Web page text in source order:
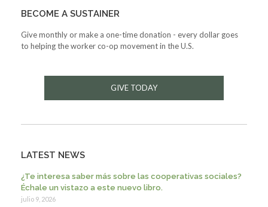
BECOME A SUSTAINER
Give monthly or make a one-time donation - every dollar goes
to helping the worker co-op movement in the U.S.
GIVE TODAY
LATEST NEWS
¿Te interesa saber más sobre las cooperativas sociales?
Échale un vistazo a este nuevo libro.
julio 9, 2026